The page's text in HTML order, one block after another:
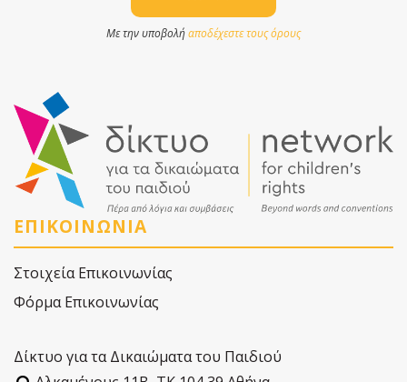
Με την υποβολήαποδέχεστε τους όρους
ΕΠΙΚΟΙΝΩΝΙΑ
Στοιχεία Επικοινωνίας
Φόρμα Επικοινωνίας
Δίκτυο για τα Δικαιώματα του Παιδιού